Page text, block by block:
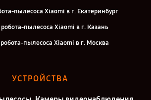
пылесоса Xiaomi в г. Екатеринбург
пылесоса Xiaomi в г. Казань
пылесоса Xiaomi в г. Москва
УСТРОЙСТВА